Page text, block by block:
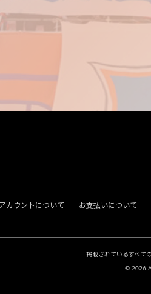
アカウントについて お支払いについて
掲載されているすべて
© 2026